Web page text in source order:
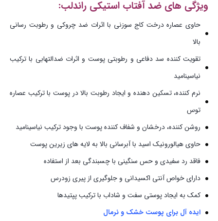
ویژگی های ضد آفتاب استیکی راندلب:
حاوی عصاره درخت کاج سوزنی با اثرات ضد چروکی و رطوبت رسانی
بالا
تقویت کننده سد دفاعی و رطوبتی پوست و اثرات ضدالتهابی با ترکیب
نیاسینامید
نرم کننده، تسکین دهنده و ایجاد رطوبت بالا در پوست با ترکیب عصاره
توس
روشن کننده، درخشان و شفاف کننده پوست با وجود ترکیب نیاسینامید
حاوی هیالورونیک اسید با آبرسانی بالا به لایه های زیرین پوست
فاقد رد سفیدی و حس سنگینی با چسبندگی بعد از استفاده
دارای خواص آنتی اکسیدانی و جلوگیری از پیری زودرس
کمک به ایجاد پوستی سفت و شاداب با ترکیب پپتیدها
ایده آل برای پوست خشک و نرمال